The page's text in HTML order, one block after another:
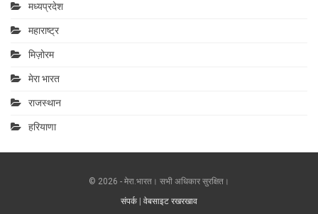
मध्यप्रदेश
महाराष्‍ट्र
मिज़ोरम
मेरा भारत
राजस्थान
हरियाणा
© 2026 - मेरा.भारत। सभी अधिकार सुरक्षित।
संपर्क
वेबसाइट रखरखाव